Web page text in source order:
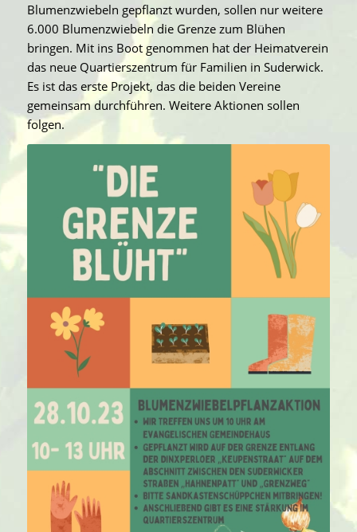
Blumenzwiebeln gepflanzt wurden, sollen nur weitere
6.000 Blumenzwiebeln die Grenze zum Blühen
bringen. Mit ins Boot genommen hat der Heimatverein
das neue Quartierszentrum für Familien in Suderwick.
Es ist das erste Projekt, das die beiden Vereine
gemeinsam durchführen. Weitere Aktionen sollen
folgen.